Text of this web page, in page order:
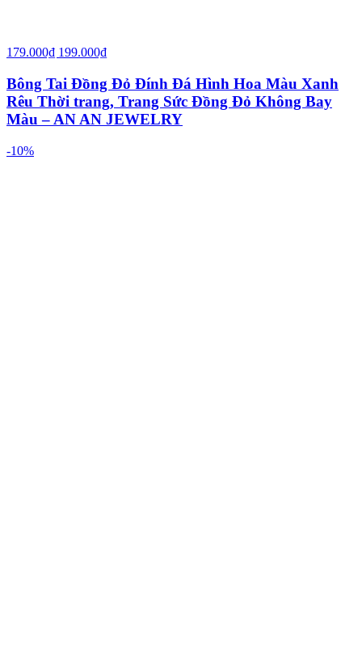
179.000₫ 199.000₫
Bông Tai Đồng Đỏ Đính Đá Hình Hoa Màu Xanh
Rêu Thời trang, Trang Sức Đồng Đỏ Không Bay
Màu – AN AN JEWELRY
-10%